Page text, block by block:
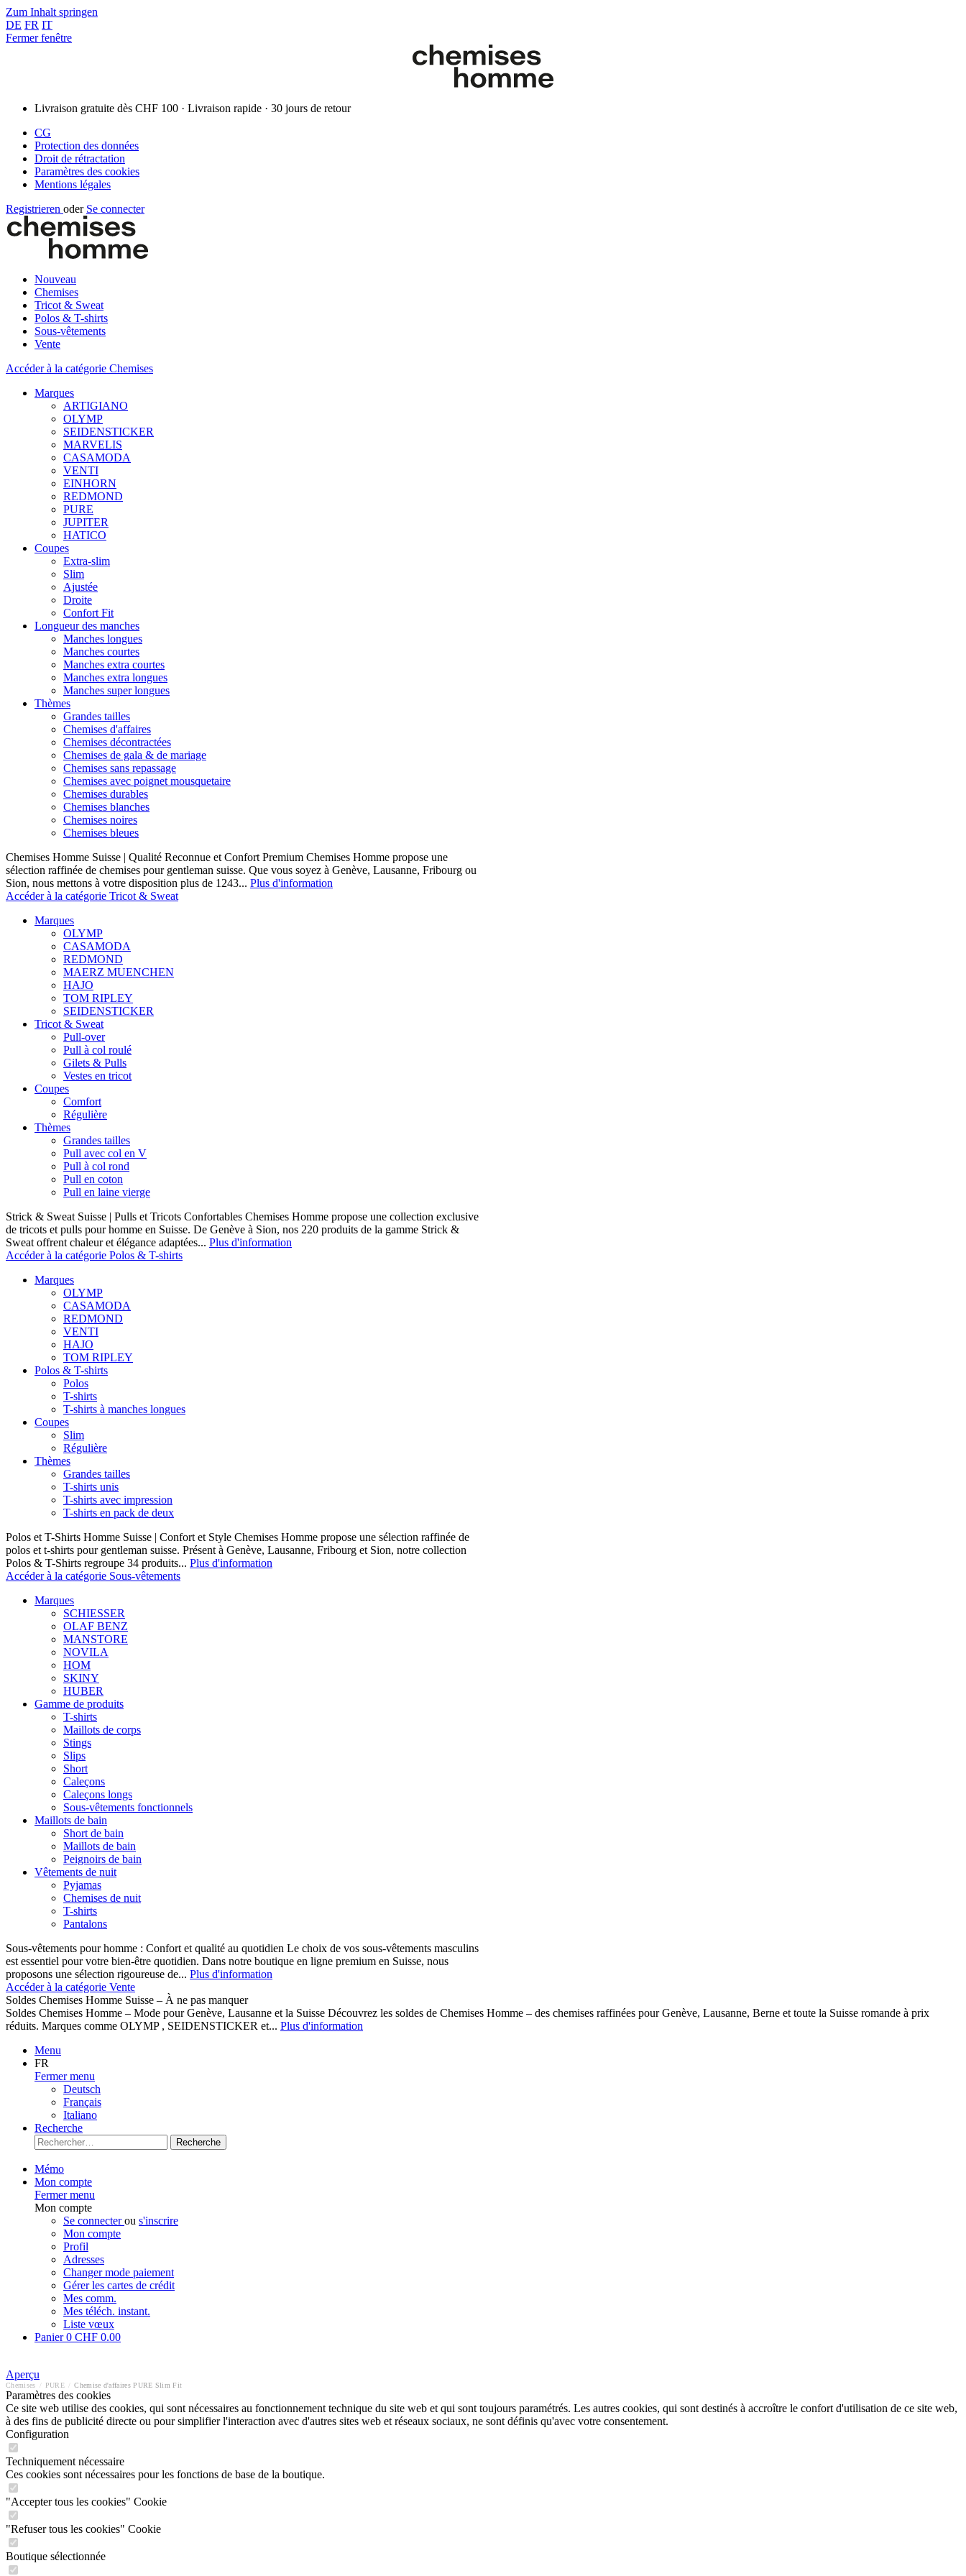
Zum Inhalt springen
DE FR IT
Fermer fenêtre
Livraison gratuite dès CHF 100 · Livraison rapide · 30 jours de retour
CG
Protection des données
Droit de rétractation
Paramètres des cookies
Mentions légales
Registrieren oder Se connecter
Nouveau
Chemises
Tricot & Sweat
Polos & T-shirts
Sous-vêtements
Vente
Accéder à la catégorie Chemises
Marques
ARTIGIANO
OLYMP
SEIDENSTICKER
MARVELIS
CASAMODA
VENTI
EINHORN
REDMOND
PURE
JUPITER
HATICO
Coupes
Extra-slim
Slim
Ajustée
Droite
Confort Fit
Longueur des manches
Manches longues
Manches courtes
Manches extra courtes
Manches extra longues
Manches super longues
Thèmes
Grandes tailles
Chemises d'affaires
Chemises décontractées
Chemises de gala & de mariage
Chemises sans repassage
Chemises avec poignet mousquetaire
Chemises durables
Chemises blanches
Chemises noires
Chemises bleues
Chemises Homme Suisse | Qualité Reconnue et Confort Premium Chemises Homme propose une
sélection raffinée de chemises pour gentleman suisse. Que vous soyez à Genève, Lausanne, Fribourg ou
Sion, nous mettons à votre disposition plus de 1243... Plus d'information
Accéder à la catégorie Tricot & Sweat
Marques
OLYMP
CASAMODA
REDMOND
MAERZ MUENCHEN
HAJO
TOM RIPLEY
SEIDENSTICKER
Tricot & Sweat
Pull-over
Pull à col roulé
Gilets & Pulls
Vestes en tricot
Coupes
Comfort
Régulière
Thèmes
Grandes tailles
Pull avec col en V
Pull à col rond
Pull en coton
Pull en laine vierge
Strick & Sweat Suisse | Pulls et Tricots Confortables Chemises Homme propose une collection exclusive
de tricots et pulls pour homme en Suisse. De Genève à Sion, nos 220 produits de la gamme Strick &
Sweat offrent chaleur et élégance adaptées... Plus d'information
Accéder à la catégorie Polos & T-shirts
Marques
OLYMP
CASAMODA
REDMOND
VENTI
HAJO
TOM RIPLEY
Polos & T-shirts
Polos
T-shirts
T-shirts à manches longues
Coupes
Slim
Régulière
Thèmes
Grandes tailles
T-shirts unis
T-shirts avec impression
T-shirts en pack de deux
Polos et T-Shirts Homme Suisse | Confort et Style Chemises Homme propose une sélection raffinée de
polos et t-shirts pour gentleman suisse. Présent à Genève, Lausanne, Fribourg et Sion, notre collection
Polos & T-Shirts regroupe 34 produits... Plus d'information
Accéder à la catégorie Sous-vêtements
Marques
SCHIESSER
OLAF BENZ
MANSTORE
NOVILA
HOM
SKINY
HUBER
Gamme de produits
T-shirts
Maillots de corps
Stings
Slips
Short
Caleçons
Caleçons longs
Sous-vêtements fonctionnels
Maillots de bain
Short de bain
Maillots de bain
Peignoirs de bain
Vêtements de nuit
Pyjamas
Chemises de nuit
T-shirts
Pantalons
Sous-vêtements pour homme : Confort et qualité au quotidien Le choix de vos sous-vêtements masculins
est essentiel pour votre bien-être quotidien. Dans notre boutique en ligne premium en Suisse, nous
proposons une sélection rigoureuse de... Plus d'information
Accéder à la catégorie Vente
Soldes Chemises Homme Suisse – À ne pas manquer
Soldes Chemises Homme – Mode pour Genève, Lausanne et la Suisse Découvrez les soldes de Chemises Homme – des chemises raffinées pour Genève, Lausanne, Berne et toute la Suisse romande à prix
réduits. Marques comme OLYMP , SEIDENSTICKER et... Plus d'information
Menu
FR
Fermer menu
Deutsch
Français
Italiano
Recherche
Recherche
Mémo
Mon compte
Fermer menu
Mon compte
Se connecterou s'inscrire
Mon compte
Profil
Adresses
Changer mode paiement
Gérer les cartes de crédit
Mes comm.
Mes téléch. instant.
Liste vœux
Panier0 CHF 0.00
Aperçu
Chemises PURE Chemise d'affaires PURE Slim Fit
Paramètres des cookies
Ce site web utilise des cookies, qui sont nécessaires au fonctionnement technique du site web et qui sont toujours paramétrés. Les autres cookies, qui sont destinés à accroître le confort d'utilisation de ce site web,
à des fins de publicité directe ou pour simplifier l'interaction avec d'autres sites web et réseaux sociaux, ne sont définis qu'avec votre consentement.
Configuration
Techniquement nécessaire
Ces cookies sont nécessaires pour les fonctions de base de la boutique.
"Accepter tous les cookies" Cookie
"Refuser tous les cookies" Cookie
Boutique sélectionnée